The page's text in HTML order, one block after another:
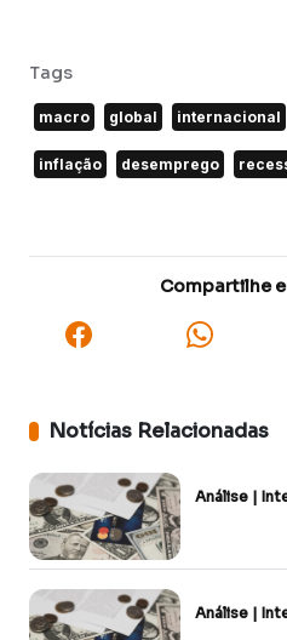
Tags
macro global internacional
inflação desemprego
Compartilhe
Notícias Relacionadas
Análise |
Análise |